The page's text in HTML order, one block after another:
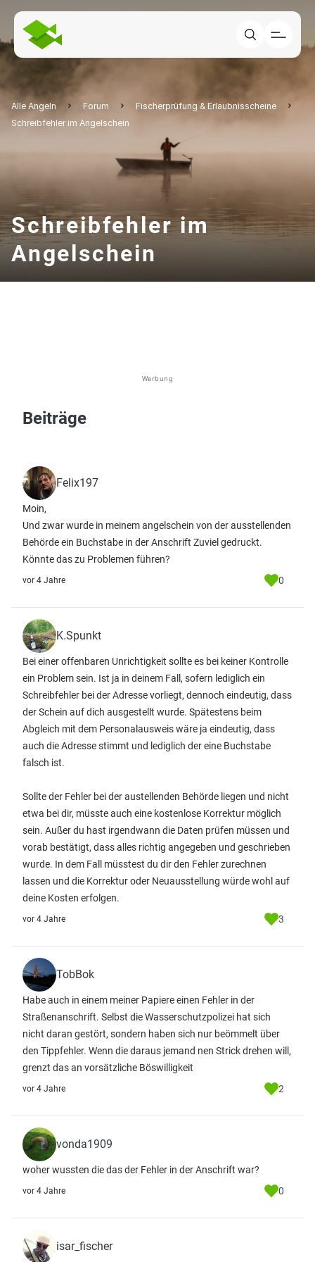
Alle Angeln Forum
Fischerprüfung & Erlaubnisscheine
Schreibfehler im Angelschein
Schreibfehler im
Angelschein
Werbung
Beiträge
Felix197
Moin,
Und zwar wurde in meinem angelschein von der ausstellenden
Behörde ein Buchstabe in der Anschrift Zuviel gedruckt.
Könnte das zu Problemen führen?
vor 4 Jahre 0
K.Spunkt
Bei einer offenbaren Unrichtigkeit sollte es bei keiner Kontrolle
ein Problem sein. Ist ja in deinem Fall, sofern lediglich ein
Schreibfehler bei der Adresse vorliegt, dennoch eindeutig, dass
der Schein auf dich ausgestellt wurde. Spätestens beim
Abgleich mit dem Personalausweis wäre ja eindeutig, dass
auch die Adresse stimmt und lediglich der eine Buchstabe
falsch ist.
Sollte der Fehler bei der austellenden Behörde liegen und nicht
etwa bei dir, müsste auch eine kostenlose Korrektur möglich
sein. Außer du hast irgendwann die Daten prüfen müssen und
vorab bestätigt, dass alles richtig angegeben und geschrieben
wurde. In dem Fall müsstest du dir den Fehler zurechnen
lassen und die Korrektur oder Neuausstellung würde wohl auf
deine Kosten erfolgen.
vor 4 Jahre 3
TobBok
Habe auch in einem meiner Papiere einen Fehler in der
Straßenanschrift. Selbst die Wasserschutzpolizei hat sich
nicht daran gestört, sondern haben sich nur beömmelt über
den Tippfehler. Wenn die daraus jemand nen Strick drehen will,
grenzt das an vorsätzliche Böswilligkeit
vor 4 Jahre 2
vonda1909
woher wussten die das der Fehler in der Anschrift war?
vor 4 Jahre 0
isar_fischer